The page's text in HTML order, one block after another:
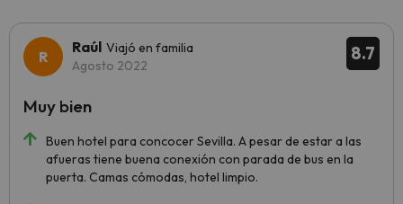
8.7
Raúl Viajó en familia
Agosto 2022
Buen hotel para concocer Sevilla. A pesar de estar a las
afueras tiene buena conexión con parada de bus en la
puerta. Camas cómodas, hotel limpio.
Muy bien